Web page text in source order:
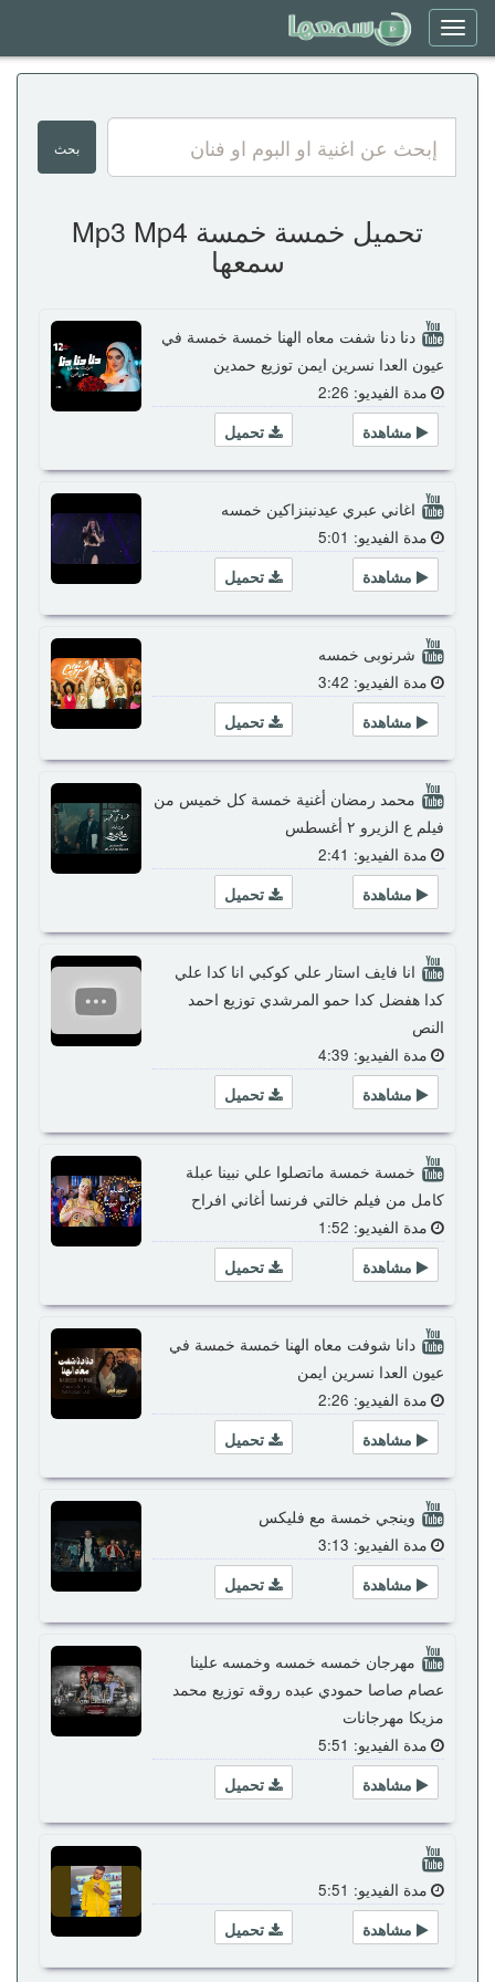
Toggle
navigation
تحميل خمسة خمسة Mp3 Mp4
سمعها
دنا دنا شفت معاه الهنا خمسة خمسة في
عيون العدا نسرين ايمن توزيع حمدين
مدة الفيديو: 2:26
تحميل
مشاهدة
اغاني عبري عيدنبنزاكين خمسه
مدة الفيديو: 5:01
تحميل
مشاهدة
شرنوبى خمسه
مدة الفيديو: 3:42
تحميل
مشاهدة
محمد رمضان أغنية خمسة كل خميس من
فيلم ع الزيرو ٢ أغسطس
مدة الفيديو: 2:41
تحميل
مشاهدة
انا فايف استار علي كوكبي انا كدا علي
كدا هفضل كدا حمو المرشدي توزيع احمد
النص
مدة الفيديو: 4:39
تحميل
مشاهدة
خمسة خمسة ماتصلوا علي نبينا عبلة
كامل من فيلم خالتي فرنسا أغاني افراح
مدة الفيديو: 1:52
تحميل
مشاهدة
دانا شوفت معاه الهنا خمسة خمسة في
عيون العدا نسرين ايمن
مدة الفيديو: 2:26
تحميل
مشاهدة
وينجي خمسة مع فليكس
مدة الفيديو: 3:13
تحميل
مشاهدة
مهرجان خمسه خمسه وخمسه علينا
عصام صاصا حمودي عبده روقه توزيع محمد
مزيكا مهرجانات
مدة الفيديو: 5:51
تحميل
مشاهدة
مدة الفيديو: 5:51
تحميل
مشاهدة